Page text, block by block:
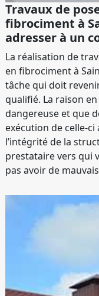
Travaux de
fibrociment à
adresser à un
La réalisation de
en fibrociment à
tâche qui doit
qualifié. La raison
dangereuse et que
exécution de celle-
l’intégrité de la
prestataire vers qui
pas avoir de